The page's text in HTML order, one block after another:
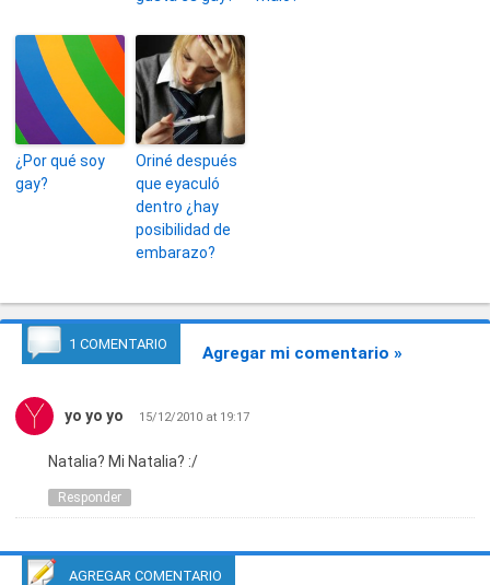
¿Por qué soy
gay?
Oriné después
que eyaculó
dentro ¿hay
posibilidad de
embarazo?
1 COMENTARIO Agregar mi comentario »
yo yo yo 15/12/2010 at 19:17
Natalia? Mi Natalia? :/
Responder
AGREGAR COMENTARIO